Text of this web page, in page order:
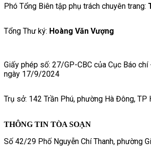
Phó Tổng Biên tập phụ trách chuyên trang:
Tổng Thư ký: Hoàng Văn Vượng
Giấy phép số: 27/GP-CBC của Cục Báo chí
ngày 17/9/2024
Trụ sở: 142 Trần Phú, phường Hà Đông, TP
THÔNG TIN TÒA SOẠN
Số 42/29 Phố Nguyễn Chí Thanh, phường